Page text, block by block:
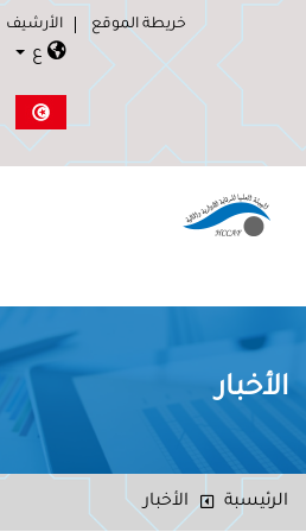
خريطة الموقع الأرشيف
ع
الأخبار
الرئيسبة الأخبار